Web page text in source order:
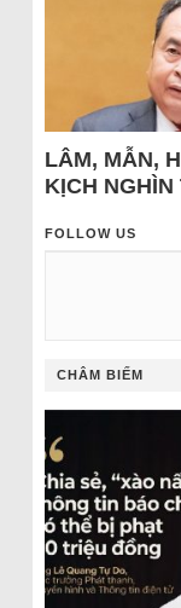
LÂM, MẪN,
KỊCH
FOLLOW US
CHÂM BIẾM